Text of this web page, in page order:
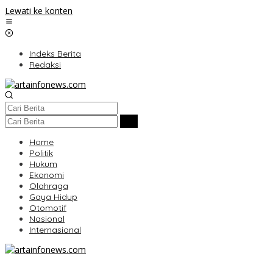
Lewati ke konten
Indeks Berita
Redaksi
Home
Politik
Hukum
Ekonomi
Olahraga
Gaya Hidup
Otomotif
Nasional
Internasional